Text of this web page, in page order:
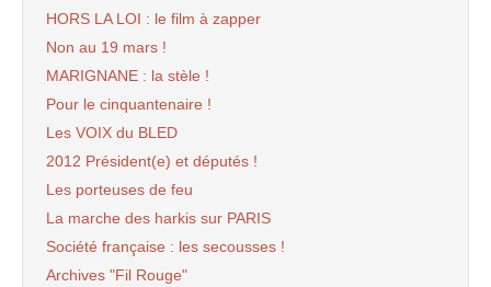
HORS LA LOI : le film à zapper
Non au 19 mars !
MARIGNANE : la stèle !
Pour le cinquantenaire !
Les VOIX du BLED
2012 Président(e) et députés !
Les porteuses de feu
La marche des harkis sur PARIS
Société française : les secousses !
Archives "Fil Rouge"